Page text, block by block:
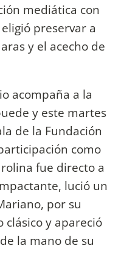
mediática con
preservar a
y el acecho de
acompaña a la
y este martes
de la Fundación
como
fue directo a
lució un
por su
y apareció
la mano de su